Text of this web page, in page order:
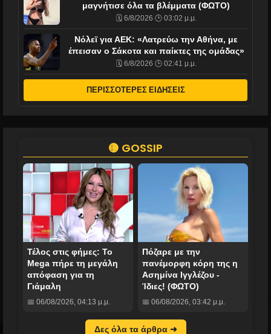
μαγνήτισε όλα τα βλέμματα (ΦΩΤΟ)
🗓️ 6/8/2026 🕒 03:02 μ.μ.
Νόλεϊ για ΑΕΚ: «Λατρεύω την Αθήνα, με
έπεισαν ο Σάκοτα και παίκτες της ομάδας»
🗓️ 6/8/2026 🕒 02:41 μ.μ.
ΠΕΡΙΣΣΟΤΕΡΕΣ ΕΙΔΗΣΕΙΣ
🟡 GOSSIP
Τέλος στις φήμες: Το
Mega πήρε τη μεγάλη
απόφαση για τη
Γιάμαλη
📅 06/08/2026, 04:13 μ.μ.
Πόζαρε με την
πανέμορφη κόρη της η
Ασημίνα Ιγγλέζου -
Ίδιες! (ΦΩΤΟ)
📅 06/08/2026, 03:42 μ.μ.
Δες όλα τα άρθρα ➜